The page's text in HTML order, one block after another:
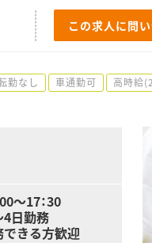
この求人に問
勤なし 車通勤可 高時給
～17：30
日勤務
きる方歓迎